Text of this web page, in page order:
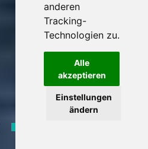
anderen
Tracking-
Technologien zu.
Alle
akzeptieren
Einstellungen
ändern